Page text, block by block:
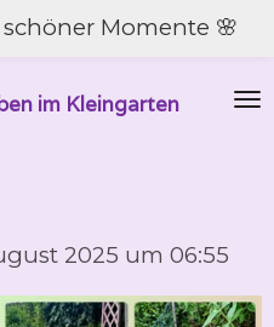
im Kleingarten
Momente 🌸
2025 um 06:55